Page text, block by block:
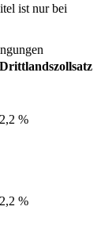
ist nur bei
Drittlandszollsatz
2,2 %
2,2 %